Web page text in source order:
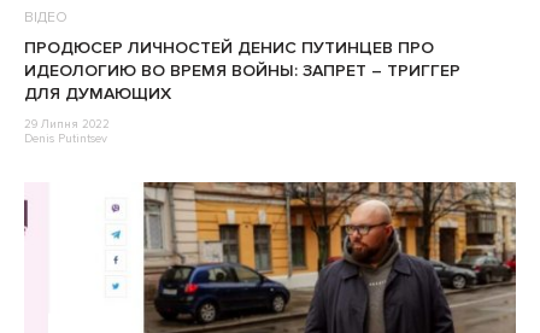
ВІДЕО
ПРОДЮСЕР ЛИЧНОСТЕЙ ДЕНИС ПУТИНЦЕВ ПРО
ИДЕОЛОГИЮ ВО ВРЕМЯ ВОЙНЫ: ЗАПРЕТ – ТРИГГЕР
ДЛЯ ДУМАЮЩИХ
29 Липня 2022
Denis Putintsev